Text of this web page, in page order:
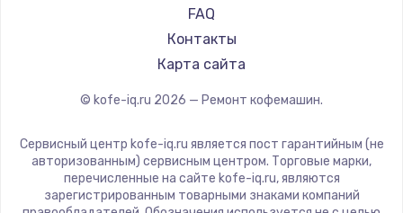
Nivona
Astoria
JVC
ROCKET MOZZAFIATO
Vivitek
Thomson
FAQ
Контакты
Карта сайта
© kofe-iq.ru 2026 — Ремонт кофемашин.
Сервисный центр kofe-iq.ru является пост гарантийным (не
авторизованным) сервисным центром. Торговые марки,
перечисленные на сайте kofe-iq.ru, являются
зарегистрированным товарными знаками компаний